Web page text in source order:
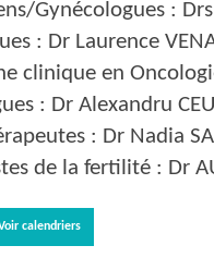
Gynécologues : Drs
: Dr Laurence
clinique en
: Dr Alexandru
: Dr Nadia
de la fertilité : Dr